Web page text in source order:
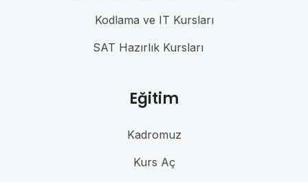
Kodlama ve IT Kursları
SAT Hazırlık Kursları
Eğitim
Kadromuz
Kurs Aç